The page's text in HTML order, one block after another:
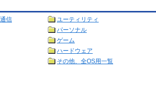
信
ユーティリティ
パーソナル
ゲーム
ハードウェア
その他、全OS用一覧